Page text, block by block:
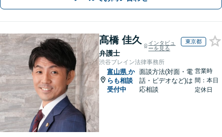
髙橋 佳久
弁護士
インタビュ
ーを見る
東京都
渋谷ブレイン法律事務所
富山県 か
らも相談
受付中
面談方法(対面・電
話・ビデオなど)は
応相談
営業時
間：本日
定休日